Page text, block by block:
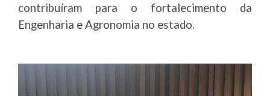
contribuíram para o fortalecimento da
Engenharia e Agronomia no estado.